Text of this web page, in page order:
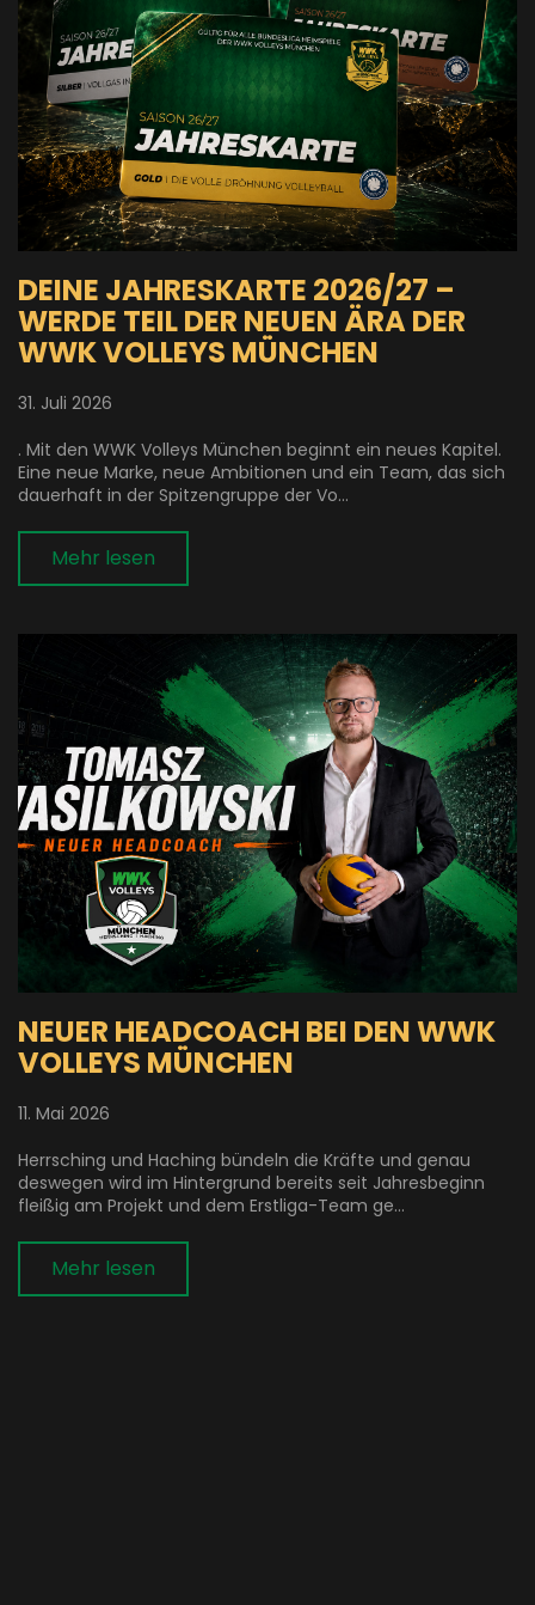
DEINE JAHRESKARTE 2026/27 –
WERDE TEIL DER NEUEN ÄRA DER
WWK VOLLEYS MÜNCHEN
31. Juli 2026
. Mit den WWK Volleys München beginnt ein neues Kapitel.
Eine neue Marke, neue Ambitionen und ein Team, das sich
dauerhaft in der Spitzengruppe der Vo...
Mehr lesen
NEUER HEADCOACH BEI DEN WWK
VOLLEYS MÜNCHEN
11. Mai 2026
Herrsching und Haching bündeln die Kräfte und genau
deswegen wird im Hintergrund bereits seit Jahresbeginn
fleißig am Projekt und dem Erstliga-Team ge...
Mehr lesen